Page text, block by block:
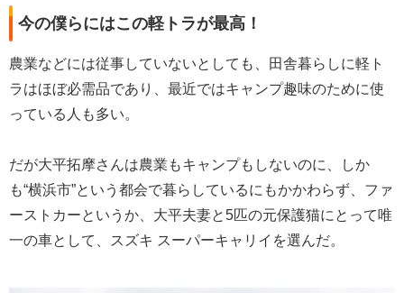
今の僕らにはこの軽トラが最高！
農業などには従事していないとしても、田舎暮らしに軽ト
ラはほぼ必需品であり、最近ではキャンプ趣味のために使
っている人も多い。
だが大平拓摩さんは農業もキャンプもしないのに、しか
も“横浜市”という都会で暮らしているにもかかわらず、ファ
ーストカーというか、大平夫妻と5匹の元保護猫にとって唯
一の車として、スズキ スーパーキャリイを選んだ。